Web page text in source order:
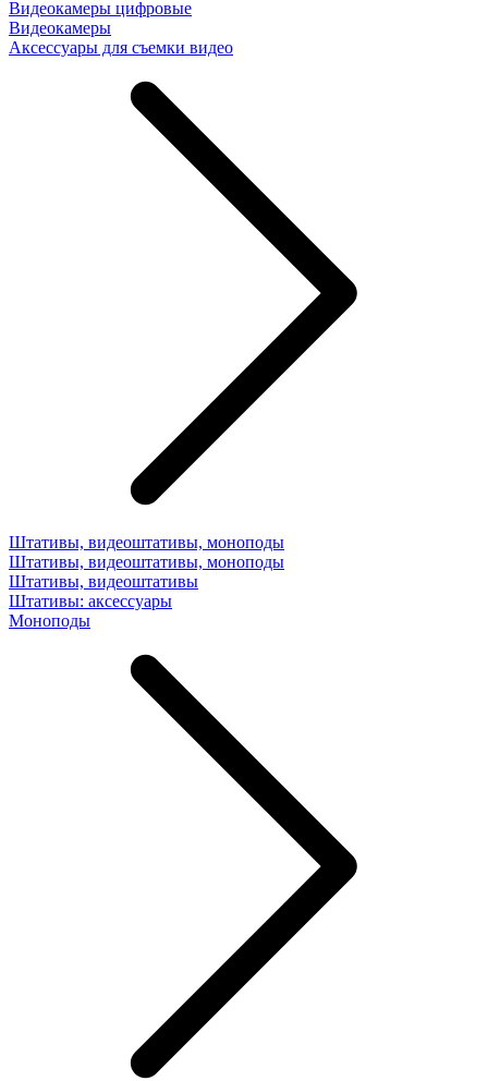
Видеокамеры цифровые
Видеокамеры
Аксессуары для съемки видео
Штативы, видеоштативы, моноподы
Штативы, видеоштативы, моноподы
Штативы, видеоштативы
Штативы: аксессуары
Моноподы